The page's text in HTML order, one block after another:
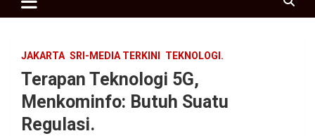
JAKARTA SRI-MEDIA TERKINI TEKNOLOGI.
Terapan Teknologi 5G,
Menkominfo: Butuh Suatu
Regulasi.